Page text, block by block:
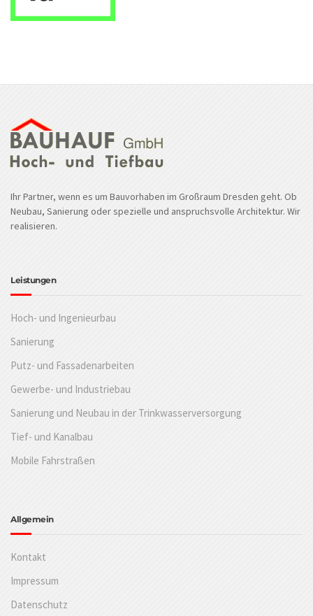
Ihr Partner, wenn es um Bauvorhaben im Großraum Dresden geht. Ob
Neubau, Sanierung oder spezielle und anspruchsvolle Architektur. Wir
realisieren.
Leistungen
Hoch- und Ingenieurbau
Sanierung
Putz- und Fassadenarbeiten
Gewerbe- und Industriebau
Sanierung und Neubau in der Trinkwasserversorgung
Tief- und Kanalbau
Mobile Fahrstraßen
Allgemein
Kontakt
Impressum
Datenschutz